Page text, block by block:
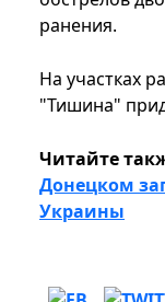
ранения.
На участках
"Тишина"
Читайте
Донецком
Украины